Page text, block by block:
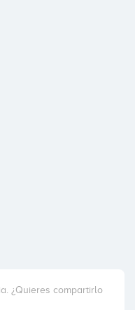
¿Quieres compartirlo